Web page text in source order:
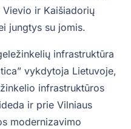
ir Kaišiadorių
jungtys su jomis.
infrastruktūra
vykdytoja Lietuvoje,
infrastruktūros
ir prie Vilniaus
modernizavimo